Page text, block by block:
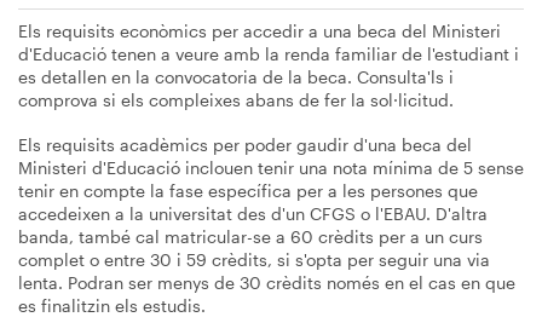
Els requisits econòmics per accedir a una beca del Ministeri
d'Educació tenen a veure amb la renda familiar de l'estudiant i
es detallen en la convocatoria de la beca. Consulta'ls i
comprova si els compleixes abans de fer la sol·licitud.
Els requisits acadèmics per poder gaudir d'una beca del
Ministeri d'Educació inclouen tenir una nota mínima de 5 sense
tenir en compte la fase específica per a les persones que
accedeixen a la universitat des d'un CFGS o l'EBAU. D'altra
banda, també cal matricular-se a 60 crèdits per a un curs
complet o entre 30 i 59 crèdits, si s'opta per seguir una via
lenta. Podran ser menys de 30 crèdits només en el cas en que
es finalitzin els estudis.